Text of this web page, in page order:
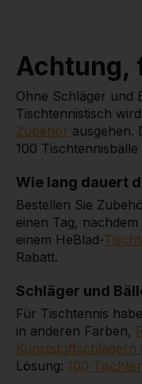
Achtung,
Ohne Schläger und
Tischtennistisch
Zubehör ausgehen.
100
Wie lang dauert
Bestellen Sie
einen Tag,
einem HeBlad-
Rabatt.
Schläger und
Für Tischtennis
in anderen Farben,
Kunststoffschlägern
Lösung: 100